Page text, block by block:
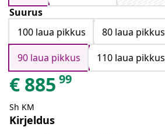
Suurus
100 laua pikkus
80 laua pikkus
90 laua pikkus
110 laua pikkus
€ 885 99
Sh KM
Kirjeldus